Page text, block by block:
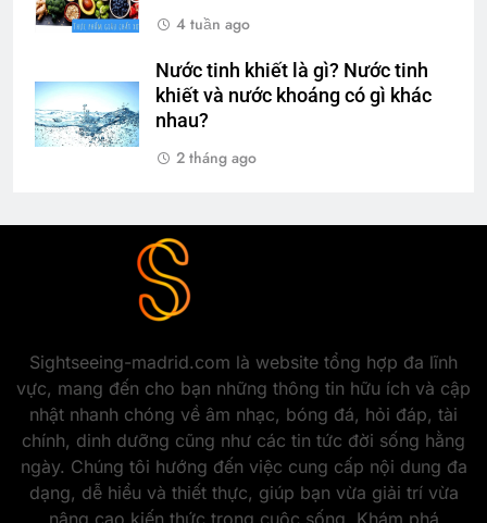
4 tuần ago
Nước tinh khiết là gì? Nước tinh
khiết và nước khoáng có gì khác
nhau?
2 tháng ago
Sightseeing-madrid.com là website tổng hợp đa lĩnh
vực, mang đến cho bạn những thông tin hữu ích và cập
nhật nhanh chóng về âm nhạc, bóng đá, hỏi đáp, tài
chính, dinh dưỡng cũng như các tin tức đời sống hằng
ngày. Chúng tôi hướng đến việc cung cấp nội dung đa
dạng, dễ hiểu và thiết thực, giúp bạn vừa giải trí vừa
nâng cao kiến thức trong cuộc sống. Khám phá